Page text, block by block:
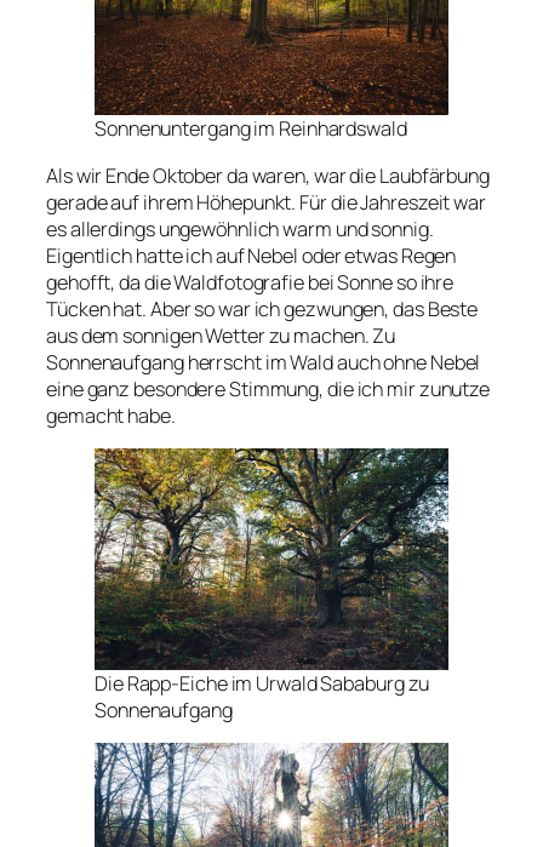
Sonnenuntergang im Reinhardswald
Als wir Ende Oktober da waren, war die Laubfärbung
gerade auf ihrem Höhepunkt. Für die Jahreszeit war
es allerdings ungewöhnlich warm und sonnig.
Eigentlich hatte ich auf Nebel oder etwas Regen
gehofft, da die Waldfotografie bei Sonne so ihre
Tücken hat. Aber so war ich gezwungen, das Beste
aus dem sonnigen Wetter zu machen. Zu
Sonnenaufgang herrscht im Wald auch ohne Nebel
eine ganz besondere Stimmung, die ich mir zunutze
gemacht habe.
Die Rapp-Eiche im Urwald Sababurg zu
Sonnenaufgang